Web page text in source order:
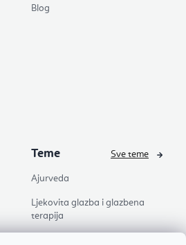
Blog
Teme
Ajurveda
Ljekovita glazba i glazbena
terapija
Sve teme